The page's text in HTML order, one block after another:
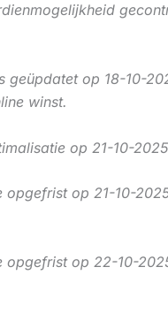
geüpdatet op 18-10-
winst.
op 21-10-
opgefrist op 21-10-
opgefrist op 22-10-